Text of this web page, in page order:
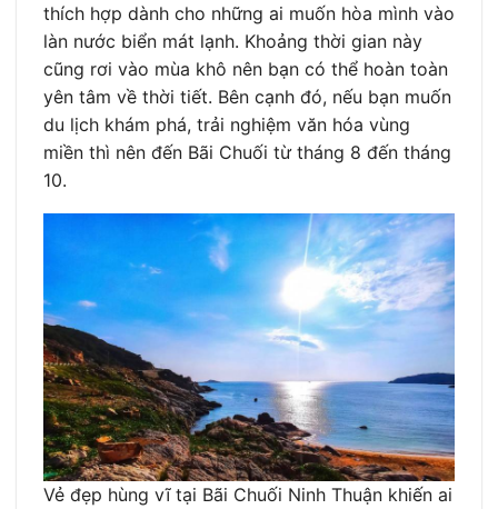
thích hợp dành cho những ai muốn hòa mình vào
làn nước biển mát lạnh. Khoảng thời gian này
cũng rơi vào mùa khô nên bạn có thể hoàn toàn
yên tâm về thời tiết. Bên cạnh đó, nếu bạn muốn
du lịch khám phá, trải nghiệm văn hóa vùng
miền thì nên đến Bãi Chuối từ tháng 8 đến tháng
10.
Vẻ đẹp hùng vĩ tại Bãi Chuối Ninh Thuận khiến ai